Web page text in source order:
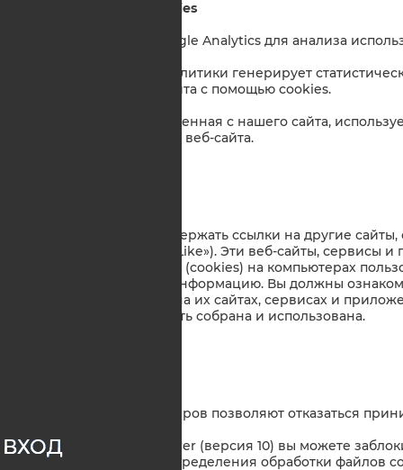
ВХОД
3. Аналитические cookies
3.1. Мы используем Google Analytics для анализа
3.2. Наш провайдер аналитики генерирует
использовании веб-сайта с помощью cookies.
3.3. Информация, полученная с нашего сайта,
использовании нашего веб-сайта.
4.1. Наш сайт может содержать ссылки на другие
Twitter или Facebook «Like»). Эти веб-сайты, сервисы и
свои собственные куки (cookies) на компьютерах
запрашивать личную информацию. Вы должны
конфиденциальности на их сайтах, сервисах и
информация может быть собрана и использована.
5.1 Большинство браузеров позволяют отказаться
a) в Internet Explorer (версия 10) вы можете
настройки переопределения обработки файлов